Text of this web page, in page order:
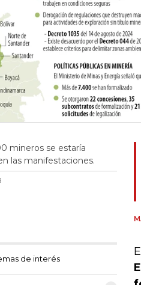
mineros se estaría
las manifestaciones.
de interés